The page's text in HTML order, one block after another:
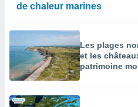
de chaleur marines
Les plages
et les
patrimoine